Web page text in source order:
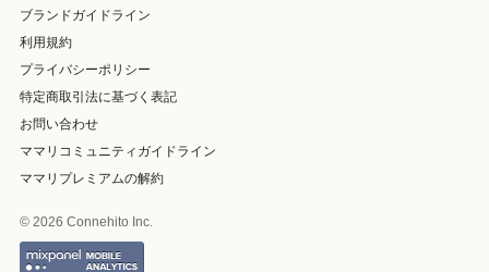
ブランドガイドライン
利用規約
プライバシーポリシー
特定商取引法に基づく表記
お問い合わせ
ママリコミュニティガイドライン
ママリプレミアムの解約
© 2026 Connehito Inc.